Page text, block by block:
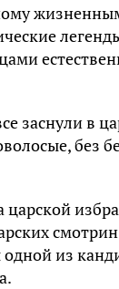
заснули в
без
царской
из